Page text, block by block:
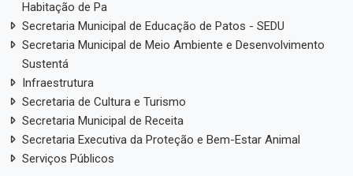
Habitação de Pa
Secretaria Municipal de Educação de Patos - SEDU
Secretaria Municipal de Meio Ambiente e Desenvolvimento
Sustentá
Infraestrutura
Secretaria de Cultura e Turismo
Secretaria Municipal de Receita
Secretaria Executiva da Proteção e Bem-Estar Animal
Serviços Públicos